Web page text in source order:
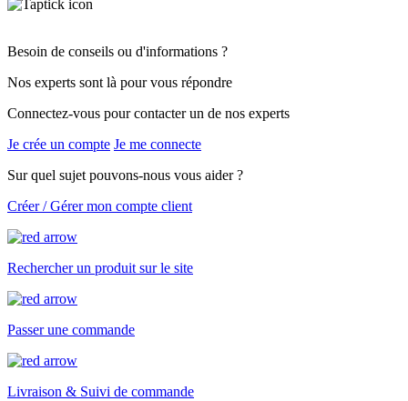
Besoin de conseils ou d'informations ?
Nos experts sont là pour vous répondre
Connectez-vous pour contacter un de nos experts
Je crée un compte Je me connecte
Sur quel sujet pouvons-nous vous aider ?
Créer / Gérer mon compte client
Rechercher un produit sur le site
Passer une commande
Livraison & Suivi de commande